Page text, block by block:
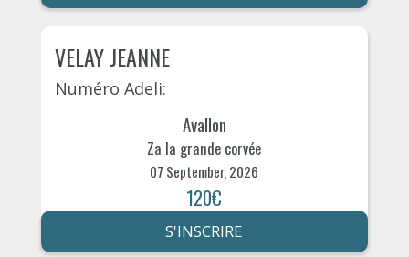
VELAY JEANNE
Numéro Adeli:
Avallon
Za la grande corvée
07 September, 2026
120€
S'INSCRIRE